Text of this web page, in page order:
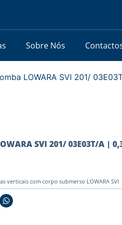
Sobre Nós
LOWARA SVI 201/
SVI 201/ 03E03T/A |
verticais com corpo submerso LOWARA SVI